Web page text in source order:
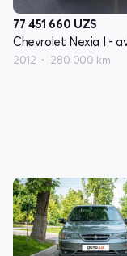
77 451 660 UZS
2012 280 000 km